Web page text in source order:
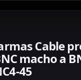
Cable
macho a
45